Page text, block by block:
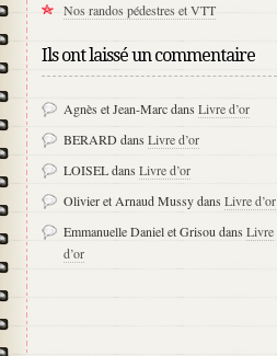
Nos randos pédestres et VTT
Ils ont laissé un commentaire
Agnès et Jean-Marcdans Livre d’or
BERARDdans Livre d’or
LOISELdans Livre d’or
Olivier et Arnaud Mussydans Livre d’or
Emmanuelle Daniel et Grisou dans Livre
d’or